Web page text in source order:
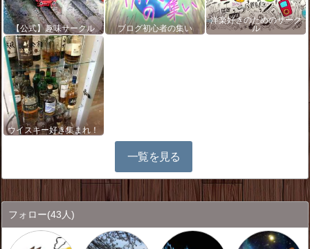
【公式】趣味サークル ブログ初心者の集い
洋楽好きのためのサーク
ル
ウイスキー好き集まれ！
一覧を見る
フォロー(43人)